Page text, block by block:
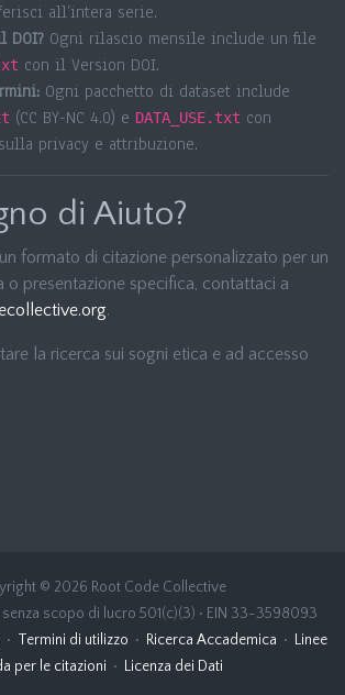
all’intera serie.
DOI? Ogni rilascio mensile include un file
con il Version DOI.
Ogni pacchetto di dataset include
(CC BY-NC 4.0) e DATA_USE.txt con
privacy e attribuzione.
di Aiuto?
formato di citazione personalizzato per un
o presentazione specifica, contattaci a
.
la ricerca sui sogni etica e ad accesso
© 2026 Root Code Collective
scopo di lucro 501(c)(3) • EIN 33-3598093
• Termini di utilizzo • Ricerca Accademica • Linee
per le citazioni • Licenza dei Dati